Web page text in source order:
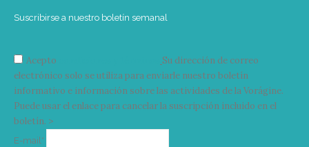
Suscribirse a nuestro boletín semanal
Acepto
Su dirección de correo
electrónico solo se utiliza para enviarle nuestro boletín
informativo e información sobre las actividades de la Vorágine.
Puede usar el enlace para cancelar la suscripción incluido en el
boletín. >
E-mail*